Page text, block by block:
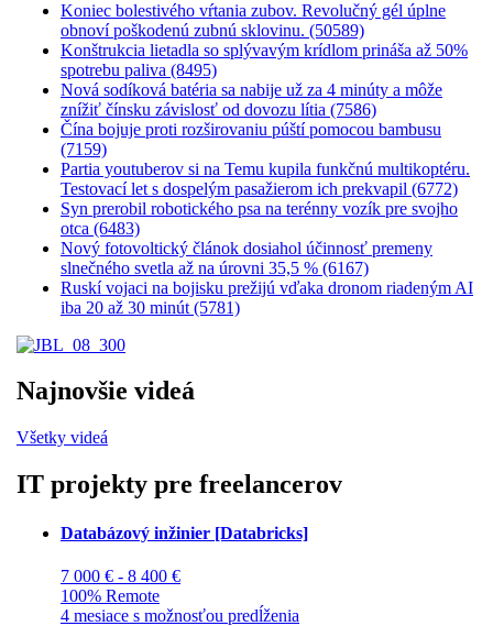
Koniec bolestivého vŕtania zubov. Revolučný gél úplne
obnoví poškodenú zubnú sklovinu. (50589)
Konštrukcia lietadla so splývavým krídlom prináša až 50%
spotrebu paliva (8495)
Nová sodíková batéria sa nabije už za 4 minúty a môže
znížiť čínsku závislosť od dovozu lítia (7586)
Čína bojuje proti rozširovaniu púští pomocou bambusu
(7159)
Partia youtuberov si na Temu kupila funkčnú multikoptéru.
Testovací let s dospelým pasažierom ich prekvapil (6772)
Syn prerobil robotického psa na terénny vozík pre svojho
otca (6483)
Nový fotovoltický článok dosiahol účinnosť premeny
slnečného svetla až na úrovni 35,5 % (6167)
Ruskí vojaci na bojisku prežijú vďaka dronom riadeným AI
iba 20 až 30 minút (5781)
Najnovšie videá
Všetky videá
IT projekty pre freelancerov
Databázový inžinier [Databricks]
7 000 € - 8 400 €
100% Remote
4 mesiace s možnosťou predĺženia